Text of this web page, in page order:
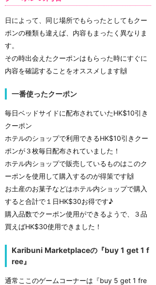
日によって、同じ場所でもらったとしてもクー
ポンの種類も違えば、内容もまったく異なりま
す。
その時出会えたクーポンはもらった時にすぐに
内容を確認することをオススメします🙌
一番使ったクーポン
毎日ベッドサイドに配布されていたHK$10引き
クーポン
ホテルのショップで利用できるHK$10引きクー
ポンが３枚毎日配布されていました！
ホテル内ショップで販売しているものはこのク
ーポンを使用して購入するのが得策です🙌
お土産のお菓子などはホテル内ショップで購入
すると合計で１日HK$30お得です♪
購入品数でクーポン使用ができるようで、３品
買えばHK$30使用できました！
Karibuni Marketplaceの『buy 1 get 1 f
ree』
通常ここのゲームコーナーは『buy 5 get 1 fre